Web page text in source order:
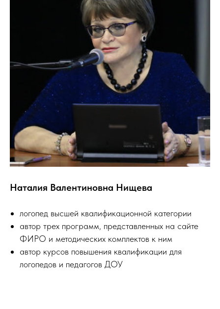
Наталия Валентиновна Нищева
логопед высшей квалификационной категории
автор трех программ, представленных на сайте
ФИРО и методических комплектов к ним
автор курсов повышения квалификации для
логопедов и педагогов ДОУ